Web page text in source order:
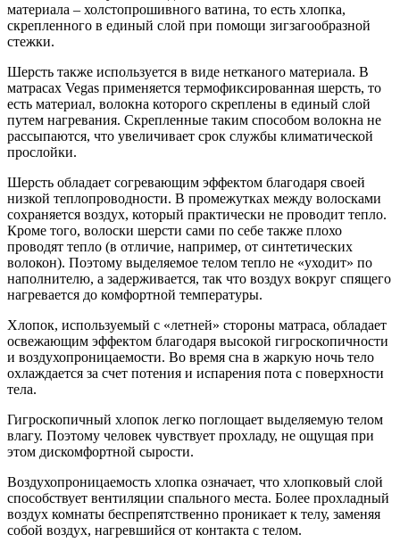
материала – холстопрошивного ватина, то есть хлопка,
скрепленного в единый слой при помощи зигзагообразной
стежки.
Шерсть также используется в виде нетканого материала. В
матрасах Vegas применяется термофиксированная шерсть, то
есть материал, волокна которого скреплены в единый слой
путем нагревания. Скрепленные таким способом волокна не
рассыпаются, что увеличивает срок службы климатической
прослойки.
Шерсть обладает согревающим эффектом благодаря своей
низкой теплопроводности. В промежутках между волосками
сохраняется воздух, который практически не проводит тепло.
Кроме того, волоски шерсти сами по себе также плохо
проводят тепло (в отличие, например, от синтетических
волокон). Поэтому выделяемое телом тепло не «уходит» по
наполнителю, а задерживается, так что воздух вокруг спящего
нагревается до комфортной температуры.
Хлопок, используемый с «летней» стороны матраса, обладает
освежающим эффектом благодаря высокой гигроскопичности
и воздухопроницаемости. Во время сна в жаркую ночь тело
охлаждается за счет потения и испарения пота с поверхности
тела.
Гигроскопичный хлопок легко поглощает выделяемую телом
влагу. Поэтому человек чувствует прохладу, не ощущая при
этом дискомфортной сырости.
Воздухопроницаемость хлопка означает, что хлопковый слой
способствует вентиляции спального места. Более прохладный
воздух комнаты беспрепятственно проникает к телу, заменяя
собой воздух, нагревшийся от контакта с телом.